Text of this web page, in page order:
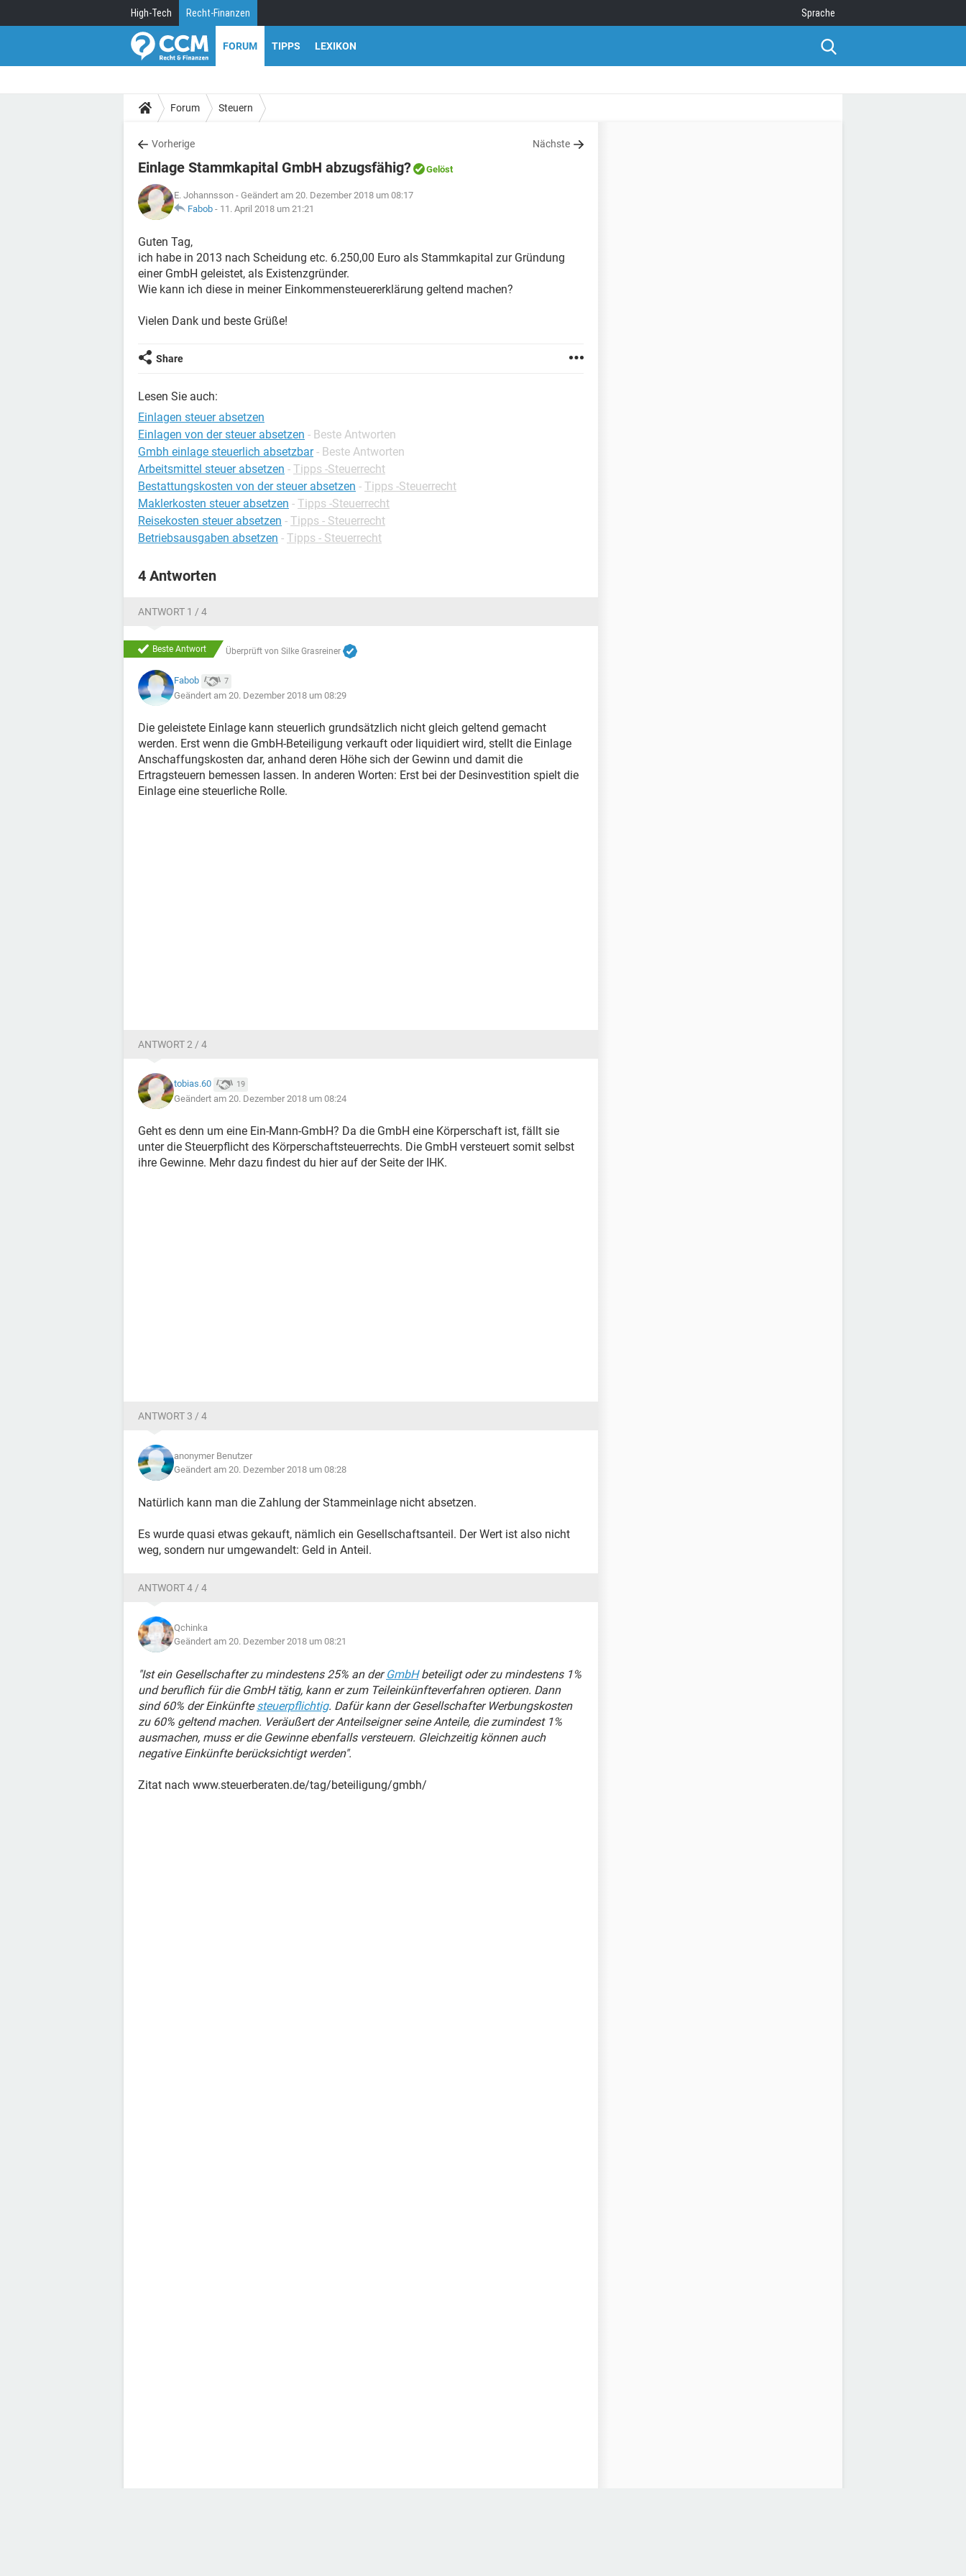
High-Tech Recht-Finanzen Sprache
FORUM TIPPS LEXIKON
Forum Steuern
Vorherige Nächste
Einlage Stammkapital GmbH abzugsfähig? Gelöst
E. Johannsson - Geändert am 20. Dezember 2018 um 08:17
Fabob - 11. April 2018 um 21:21
Guten Tag,
ich habe in 2013 nach Scheidung etc. 6.250,00 Euro als Stammkapital zur Gründung
einer GmbH geleistet, als Existenzgründer.
Wie kann ich diese in meiner Einkommensteuererklärung geltend machen?
Vielen Dank und beste Grüße!
Share
Lesen Sie auch:
Einlagen steuer absetzen
Einlagen von der steuer absetzen - Beste Antworten
Gmbh einlage steuerlich absetzbar - Beste Antworten
Arbeitsmittel steuer absetzen - Tipps -Steuerrecht
Bestattungskosten von der steuer absetzen - Tipps -Steuerrecht
Maklerkosten steuer absetzen - Tipps -Steuerrecht
Reisekosten steuer absetzen - Tipps - Steuerrecht
Betriebsausgaben absetzen - Tipps - Steuerrecht
4 Antworten
ANTWORT 1 / 4
Beste Antwort Überprüft von Silke Grasreiner
Fabob 7
Geändert am 20. Dezember 2018 um 08:29
Die geleistete Einlage kann steuerlich grundsätzlich nicht gleich geltend gemacht
werden. Erst wenn die GmbH-Beteiligung verkauft oder liquidiert wird, stellt die Einlage
Anschaffungskosten dar, anhand deren Höhe sich der Gewinn und damit die
Ertragsteuern bemessen lassen. In anderen Worten: Erst bei der Desinvestition spielt die
Einlage eine steuerliche Rolle.
ANTWORT 2 / 4
tobias.60 19
Geändert am 20. Dezember 2018 um 08:24
Geht es denn um eine Ein-Mann-GmbH? Da die GmbH eine Körperschaft ist, fällt sie
unter die Steuerpflicht des Körperschaftsteuerrechts. Die GmbH versteuert somit selbst
ihre Gewinne. Mehr dazu findest du hier auf der Seite der IHK.
ANTWORT 3 / 4
anonymer Benutzer
Geändert am 20. Dezember 2018 um 08:28
Natürlich kann man die Zahlung der Stammeinlage nicht absetzen.
Es wurde quasi etwas gekauft, nämlich ein Gesellschaftsanteil. Der Wert ist also nicht
weg, sondern nur umgewandelt: Geld in Anteil.
ANTWORT 4 / 4
Qchinka
Geändert am 20. Dezember 2018 um 08:21
"Ist ein Gesellschafter zu mindestens 25% an derGmbHbeteiligt oder zu mindestens 1%
und beruflich für die GmbH tätig, kann er zum Teileinkünfteverfahren optieren. Dann
sind 60% der Einkünftesteuerpflichtig. Dafür kann der Gesellschafter Werbungskosten
zu 60% geltend machen. Veräußert der Anteilseigner seine Anteile, die zumindest 1%
ausmachen, muss er die Gewinne ebenfalls versteuern. Gleichzeitig können auch
negative Einkünfte berücksichtigt werden".
Zitat nach www.steuerberaten.de/tag/beteiligung/gmbh/